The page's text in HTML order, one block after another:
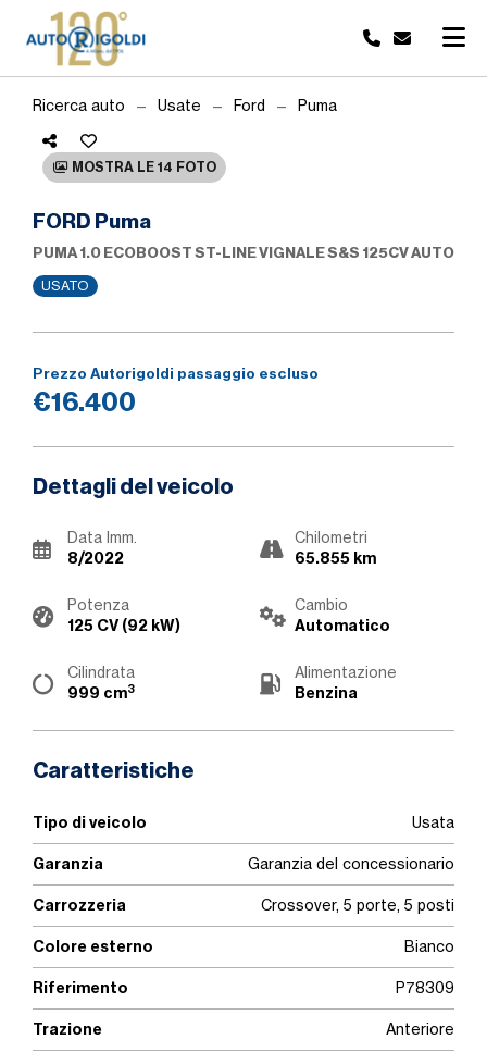
Ricerca auto Usate Ford Puma
MOSTRA LE 14 FOTO
FORD Puma
PUMA 1.0 ECOBOOST ST-LINE VIGNALE S&S 125CV AUTO
USATO
Prezzo Autorigoldi passaggio escluso
€16.400
Dettagli del veicolo
Data Imm.
8/2022
Chilometri
65.855 km
Potenza
125 CV (92 kW)
Cambio
Automatico
Cilindrata
999 cm3
Alimentazione
Benzina
Caratteristiche
Tipo di veicolo Usata
Garanzia Garanzia del concessionario
Carrozzeria Crossover, 5 porte, 5 posti
Colore esterno Bianco
Riferimento P78309
Trazione Anteriore